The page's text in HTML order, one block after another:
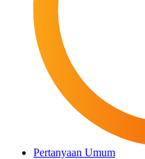
Pertanyaan Umum